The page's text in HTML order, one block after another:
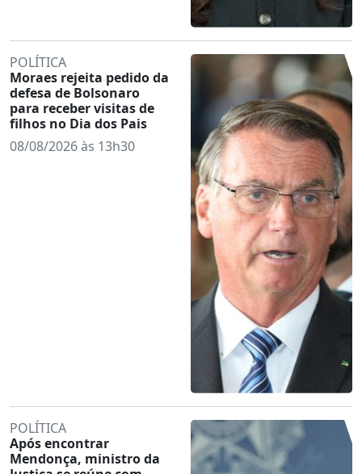
POLÍTICA
Moraes rejeita pedido da
defesa de Bolsonaro
para receber visitas de
filhos no Dia dos Pais
08/08/2026 às 13h30
POLÍTICA
Após encontrar
Mendonça, ministro da